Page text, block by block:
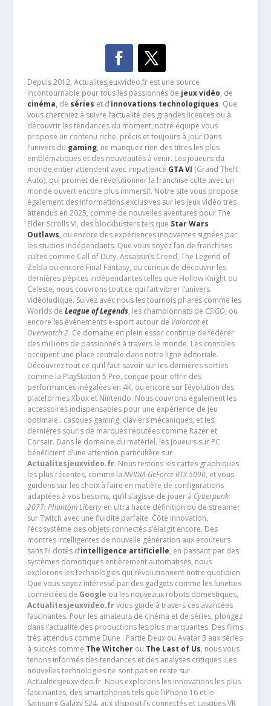
Depuis 2012, Actualitesjeuxvideo.fr est une source
incontournable pour tous les passionnés de jeux vidéo, de
cinéma,de séries et d’innovations technologiques. Que
vous cherchiez à suivre l’actualité des grandes licences ou à
découvrir les tendances du moment, notre équipe vous
propose un contenu riche, précis et toujours à jour.Dans
l’univers du gaming, ne manquez rien des titres les plus
emblématiques et des nouveautés à venir. Les joueurs du
monde entier attendent avec impatience GTA VI (Grand Theft
Auto), qui promet de révolutionner la franchise culte avec un
monde ouvert encore plus immersif. Notre site vous propose
également des informations exclusives sur les jeux vidéo très
attendus en 2025, comme de nouvelles aventures pour The
Elder Scrolls VI, des blockbusters tels que Star Wars
Outlaws, ou encore des expériences innovantes signées par
les studios indépendants. Que vous soyez fan de franchises
cultes comme Call of Duty, Assassin’s Creed, The Legend of
Zelda ou encore Final Fantasy, ou curieux de découvrir les
dernières pépites indépendantes telles que Hollow Knight ou
Celeste, nous couvrons tout ce qui fait vibrer l’univers
vidéoludique. Suivez avec nous les tournois phares comme les
Worlds de League of Legends, les championnats de CS:GO, ou
encore les événements e-sport autour de Valorantet
Overwatch 2. Ce domaine en plein essor continue de fédérer
des millions de passionnés à travers le monde. Les consoles
occupent une place centrale dans notre ligne éditoriale.
Découvrez tout ce qu’il faut savoir sur les dernières sorties
comme la PlayStation 5 Pro, conçue pour offrir des
performances inégalées en 4K, ou encore sur l’évolution des
plateformes Xbox et Nintendo. Nous couvrons également les
accessoires indispensables pour une expérience de jeu
optimale : casques gaming, claviers mécaniques, et les
dernières souris de marques réputées comme Razer et
Corsair. Dans le domaine du matériel, les joueurs sur PC
bénéficient d’une attention particulière sur
Actualitesjeuxvideo.fr. Nous testons les cartes graphiques
les plus récentes, comme la NVIDIA GeForce RTX 5090, et vous
guidons sur les choix à faire en matière de configurations
adaptées à vos besoins, qu’il s’agisse de jouer à Cyberpunk
2077: Phantom Libertyen ultra haute définition ou de streamer
sur Twitch avec une fluidité parfaite. Côté innovation,
l’écosystème des objets connectés s’élargit encore. Des
montres intelligentes de nouvelle génération aux écouteurs
sans fil dotés d’intelligence artificielle, en passant par des
systèmes domotiques entièrement automatisés, nous
explorons les technologies qui révolutionnent notre quotidien.
Que vous soyez intéressé par des gadgets comme les lunettes
connectées de Google ou les nouveaux robots domestiques,
Actualitesjeuxvideo.frvous guide à travers ces avancées
fascinantes. Pour les amateurs de cinéma et de séries, plongez
dans l’actualité des productions les plus marquantes. Des films
très attendus comme Dune : Partie Deux ou Avatar 3 aux séries
à succès comme The Witcherou The Last of Us, nous vous
tenons informés des tendances et des analyses critiques .Les
nouvelles technologies ne sont pas en reste sur
Actualitesjeuxvideo.fr. Nous explorons les innovations les plus
fascinantes, des smartphones tels que l’iPhone 16 et le
Samsung Galaxy S24, aux dispositifs connectés et casques VR